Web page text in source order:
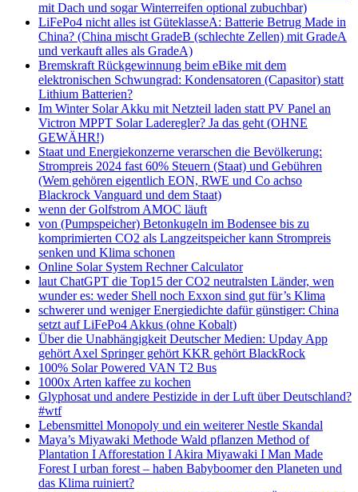
mit Dach und sogar Winterreifen optional zubuchbar)
LiFePo4 nicht alles ist GüteklasseA: Batterie Betrug Made in
China? (China mischt GradeB (schlechte Zellen) mit GradeA
und verkauft alles als GradeA)
Bremskraft Rückgewinnung beim eBike mit dem
elektronischen Schwungrad: Kondensatoren (Capasitor) statt
Lithium Batterien?
Im Winter Solar Akku mit Netzteil laden statt PV Panel an
Victron MPPT Solar Laderegler? Ja das geht (OHNE
GEWÄHR!)
Staat und Energiekonzerne verarschen die Bevölkerung:
Strompreis 2024 fast 60% Steuern (Staat) und Gebühren
(Wem gehören eigentlich EON, RWE und Co achso
Blackrock Vanguard und dem Staat)
wenn der Golfstrom AMOC läuft
von (Pumpspeicher) Betonkugeln im Bodensee bis zu
komprimierten CO2 als Langzeitspeicher kann Strompreis
senken und Klima schonen
Online Solar System Rechner Calculator
laut ChatGPT die Top15 der CO2 neutralsten Länder, wen
wunder es: weder Shell noch Exxon sind gut für’s Klima
schwerer und weniger Energiedichte dafür günstiger: China
setzt auf LiFePo4 Akkus (ohne Kobalt)
Über die Unabhängigkeit Deutscher Medien: Upday App
gehört Axel Springer gehört KKR gehört BlackRock
100% Solar Powered VAN T2 Bus
1000x Arten kaffee zu kochen
Glyphosat und andere Pestizide in der Luft über Deutschland?
#wtf
Lebensmittel Monopoly und ein weiterer Nestle Skandal
Maya’s Miyawaki Methode Wald pflanzen Method of
Plantation I Afforestation I Akira Miyawaki I Man Made
Forest I urban forest – haben Babyboomer den Planeten und
das Klima ruiniert?